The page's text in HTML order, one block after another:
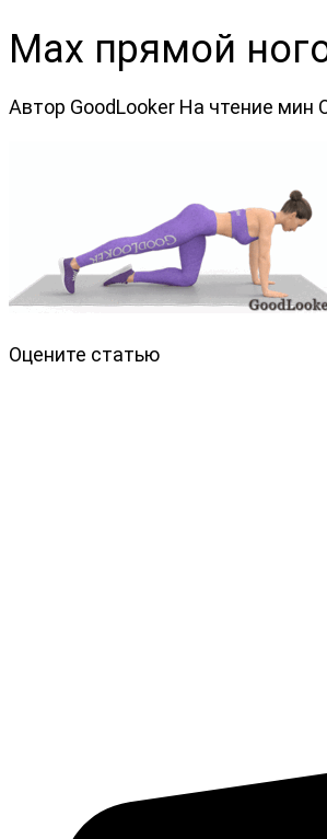
Мах прямой
Автор GoodLooker На чтение мин
Оцените статью